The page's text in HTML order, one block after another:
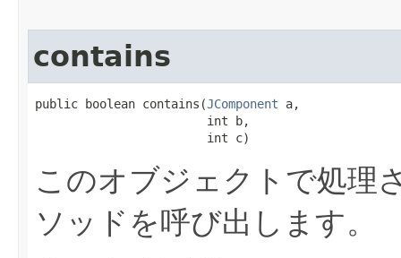
contains
public boolean contains​(JComponent a,
                        int b,
                        int c)
このオブジェクトで処理
ソッドを呼び出します。